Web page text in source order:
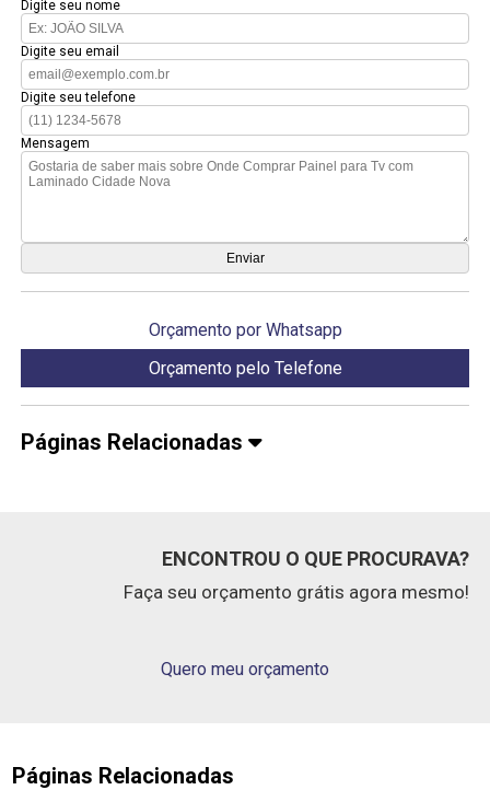
Digite seu nome
Digite seu email
Digite seu telefone
Mensagem
Orçamento por Whatsapp
Orçamento pelo Telefone
Páginas Relacionadas
ENCONTROU O QUE PROCURAVA?
Faça seu orçamento grátis agora mesmo!
Quero meu orçamento
Páginas Relacionadas